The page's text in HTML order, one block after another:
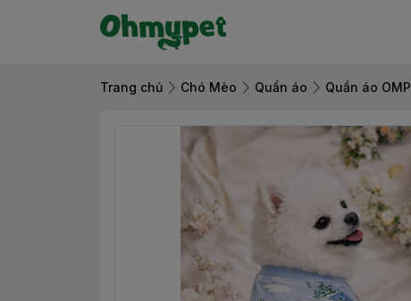
Trang chủ Chó Mèo Quần áo Quần áo OMP